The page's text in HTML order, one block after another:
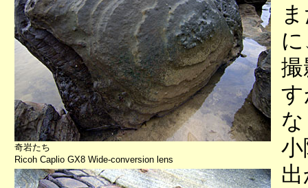
奇岩たち
Ricoh Caplio GX8 Wide-conversion lens